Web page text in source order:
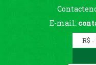
E-mail: